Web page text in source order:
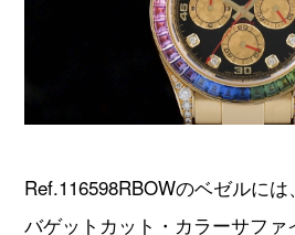
Ref.116598RBOWのベゼルに
バゲットカット・カラーサフ